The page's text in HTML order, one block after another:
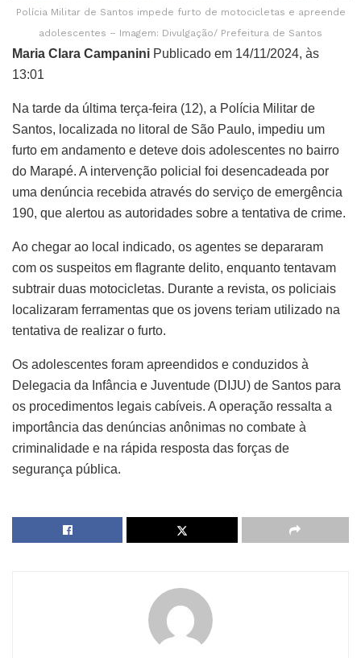
Polícia Militar de Santos impede furto de motocicletas e apreende
adolescentes – Imagem: Divulgação/ Prefeitura de Santos
Maria Clara Campanini Publicado em 14/11/2024, às
13:01
Na tarde da última terça-feira (12), a Polícia Militar de
Santos, localizada no litoral de São Paulo, impediu um
furto em andamento e deteve dois adolescentes no bairro
do Marapé. A intervenção policial foi desencadeada por
uma denúncia recebida através do serviço de emergência
190, que alertou as autoridades sobre a tentativa de crime.
Ao chegar ao local indicado, os agentes se depararam
com os suspeitos em flagrante delito, enquanto tentavam
subtrair duas motocicletas. Durante a revista, os policiais
localizaram ferramentas que os jovens teriam utilizado na
tentativa de realizar o furto.
Os adolescentes foram apreendidos e conduzidos à
Delegacia da Infância e Juventude (DIJU) de Santos para
os procedimentos legais cabíveis. A operação ressalta a
importância das denúncias anônimas no combate à
criminalidade e na rápida resposta das forças de
segurança pública.